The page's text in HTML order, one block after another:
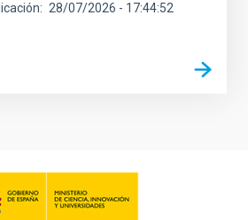
28/07/2026 - 17:44:52